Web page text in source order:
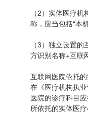
（2）实体医疗
称，应当包括“本
（3）独立设置
方识别名称+互联
互联网医院依托
在《医疗机构执
医院的诊疗科目
所依托的实体医疗